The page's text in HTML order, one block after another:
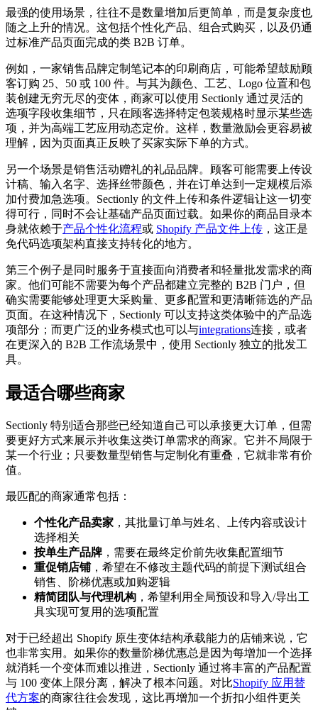
最强的使用场景，往往不是数量增加后更简单，而是复杂度也
随之上升的情况。这包括个性化产品、组合式购买，以及仍通
过标准产品页面完成的类 B2B 订单。
例如，一家销售品牌定制笔记本的印刷商店，可能希望鼓励顾
客订购 25、50 或 100 件。与其为颜色、工艺、Logo 位置和包
装创建无穷无尽的变体，商家可以使用 Sectionly 通过灵活的
选项字段收集细节，只在顾客选择特定包装规格时显示某些选
项，并为高端工艺应用动态定价。这样，数量激励会更容易被
理解，因为页面真正反映了买家实际下单的方式。
另一个场景是销售活动赠礼的礼品品牌。顾客可能需要上传设
计稿、输入名字、选择丝带颜色，并在订单达到一定规模后添
加付费加急选项。Sectionly 的文件上传和条件逻辑让这一切变
得可行，同时不会让基础产品页面过载。如果你的商品目录本
身就依赖于产品个性化流程或 Shopify 产品文件上传 ，这正是
免代码选项架构直接支持转化的地方。
第三个例子是同时服务于直接面向消费者和轻量批发需求的商
家。他们可能不需要为每个产品都建立完整的 B2B 门户，但
确实需要能够处理更大采购量、更多配置和更清晰筛选的产品
页面。在这种情况下，Sectionly 可以支持这类体验中的产品选
项部分；而更广泛的业务模式也可以与integrations连接，或者
在更深入的 B2B 工作流场景中，使用 Sectionly 独立的批发工
具。
最适合哪些商家
Sectionly 特别适合那些已经知道自己可以承接更大订单，但需
要更好方式来展示并收集这类订单需求的商家。它并不局限于
某一个行业；只要数量型销售与定制化有重叠，它就非常有价
值。
最匹配的商家通常包括：
个性化产品卖家 ，其批量订单与姓名、上传内容或设计
选择相关
按单生产品牌 ，需要在最终定价前先收集配置细节
重促销店铺，希望在不修改主题代码的前提下测试组合
销售、阶梯优惠或加购逻辑
精简团队与代理机构 ，希望利用全局预设和导入/导出工
具实现可复用的选项配置
对于已经超出 Shopify 原生变体结构承载能力的店铺来说，它
也非常实用。如果你的数量阶梯优惠总是因为每增加一个选择
就消耗一个变体而难以推进，Sectionly 通过将丰富的产品配置
与 100 变体上限分离，解决了根本问题。对比Shopify 应用替
代方案的商家往往会发现，这比再增加一个折扣小组件更关